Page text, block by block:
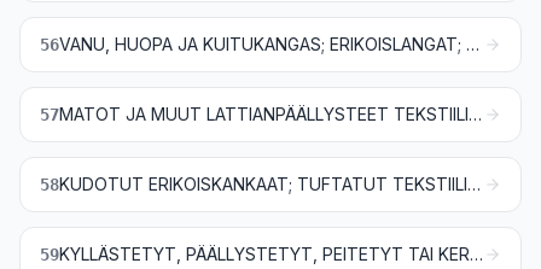
56 VANU, HUOPA JA KUITUKANGAS; ERIKOISLANGAT; SIDE- JA PURJELANKA, NUORA JA KÖYSI SEKÄ NIISTÄ VALMISTETUT TAVARAT
57 MATOT JA MUUT LATTIANPÄÄLLYSTEET TEKSTIILIAINETTA
58 KUDOTUT ERIKOISKANKAAT; TUFTATUT TEKSTIILIKANKAAT; PITSIT; KUVAKUDOKSET; KORISTEPUNOKSET; KORUOMPELUKSET
59 KYLLÄSTETYT, PÄÄLLYSTETYT, PEITETYT TAI KERROSTETUT TEKSTIILIKANKAAT; TEKSTIILITAVARAT, JOLLAISET SOVELTUVAT TEKNISIIN TARKOITUKSIIN